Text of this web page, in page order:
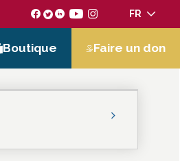
FR
Boutique Faire un don